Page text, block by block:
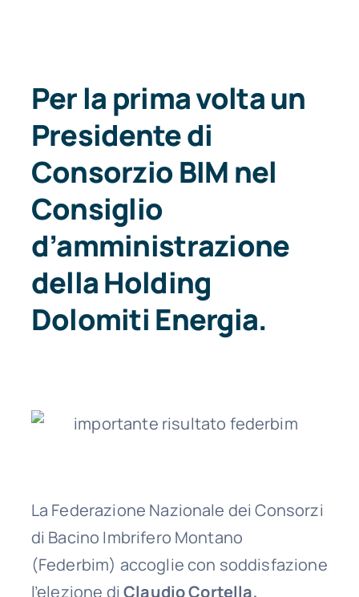
Per la prima volta un
Presidente di
Consorzio BIM nel
Consiglio
d’amministrazione
della Holding
Dolomiti Energia.
La Federazione Nazionale dei Consorzi
di Bacino Imbrifero Montano
(Federbim) accoglie con soddisfazione
l’elezione diClaudio Cortella,